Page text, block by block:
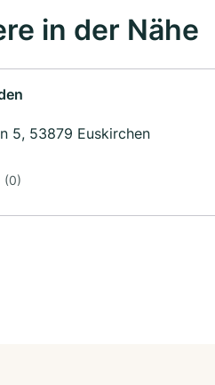
in der Nähe
5, 53879 Euskirchen
(0)